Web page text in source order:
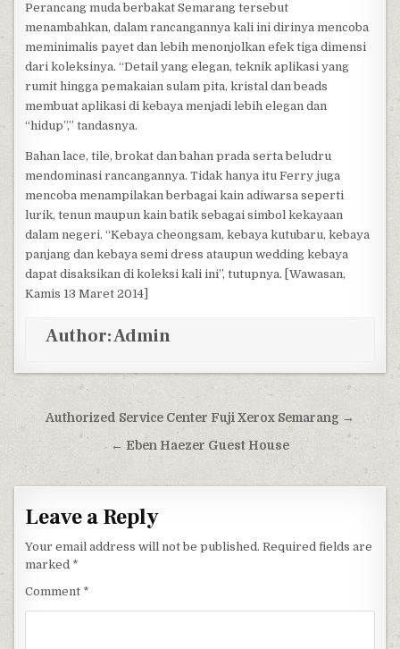
Perancang muda berbakat Semarang tersebut
menambahkan, dalam rancangannya kali ini dirinya mencoba
meminimalis payet dan lebih menonjolkan efek tiga dimensi
dari koleksinya. “Detail yang elegan, teknik aplikasi yang
rumit hingga pemakaian sulam pita, kristal dan beads
membuat aplikasi di kebaya menjadi lebih elegan dan
“hidup”,” tandasnya.
Bahan lace, tile, brokat dan bahan prada serta beludru
mendominasi rancangannya. Tidak hanya itu Ferry juga
mencoba menampilakan berbagai kain adiwarsa seperti
lurik, tenun maupun kain batik sebagai simbol kekayaan
dalam negeri. “Kebaya cheongsam, kebaya kutubaru, kebaya
panjang dan kebaya semi dress ataupun wedding kebaya
dapat disaksikan di koleksi kali ini”, tutupnya. [Wawasan,
Kamis 13 Maret 2014]
Author:Admin
Post navigation
Authorized Service Center Fuji Xerox Semarang →
← Eben Haezer Guest House
Leave a Reply
Your email address will not be published. Required fields are
marked *
Comment *